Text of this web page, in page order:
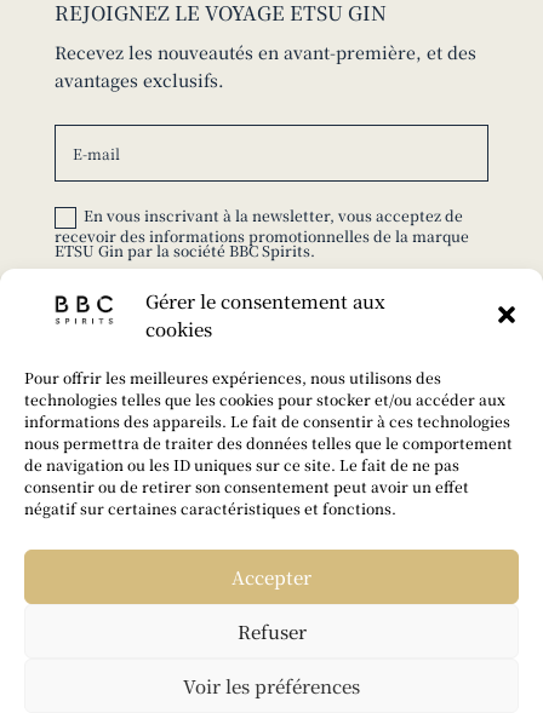
Gérer le consentement aux
cookies
Pour offrir les meilleures expériences, nous utilisons des
technologies telles que les cookies pour stocker et/ou accéder aux
informations des appareils. Le fait de consentir à ces technologies
nous permettra de traiter des données telles que le comportement
de navigation ou les ID uniques sur ce site. Le fait de ne pas
consentir ou de retirer son consentement peut avoir un effet
négatif sur certaines caractéristiques et fonctions.
Accepter
Refuser
Voir les préférences
REJOIGNEZ LE VOYAGE ETSU GIN
Recevez les nouveautés en avant-première, et des
avantages exclusifs.
En vous inscrivant à la newsletter, vous acceptez de
recevoir des informations promotionnelles de la marque
ETSU Gin par la société BBC Spirits.
S'ABONNER
© 2025 ETSU GIN – TOUS DROITS RÉSERVÉS |
CONÇU PARFABRILAB.
L’ABUS D’ALCOOL EST DANGEREUX POUR LA
SANTÉ. À CONSOMMER AVEC MODÉRATION.